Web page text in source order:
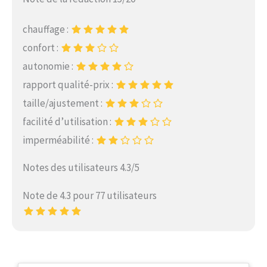
chauffage :
confort :
autonomie :
rapport qualité-prix :
taille/ajustement :
facilité d’utilisation :
imperméabilité :
Notes des utilisateurs 4.3/5
Note de 4.3 pour 77 utilisateurs